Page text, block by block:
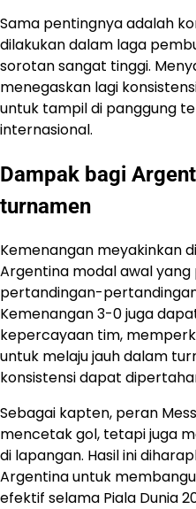
Sama pentingnya adalah
dilakukan dalam laga
sorotan sangat tinggi.
menegaskan lagi
untuk tampil di panggung
internasional.
Dampak bagi
turnamen
Kemenangan meyakinkan
Argentina modal awal
pertandingan-
Kemenangan 3-0 juga
kepercayaan tim,
untuk melaju jauh dalam
konsistensi dapat
Sebagai kapten, peran
mencetak gol, tetapi juga
di lapangan. Hasil ini
Argentina untuk
efektif selama Piala Dunia